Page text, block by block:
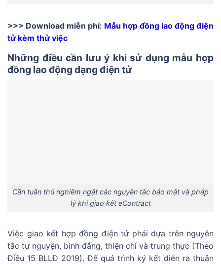
>>> Download miễn phí: Mẫu hợp đồng lao động điện
tử kèm thử việc
Những điều cần lưu ý khi sử dụng mẫu hợp
đồng lao động dạng điện tử
Cần tuân thủ nghiêm ngặt các nguyên tắc bảo mật và pháp
lý khi giao kết eContract
Việc giao kết hợp đồng điện tử phải dựa trên nguyên
tắc tự nguyện, bình đẳng, thiện chí và trung thực (Theo
Điều 15 BLLĐ 2019). Để quá trình ký kết diễn ra thuận